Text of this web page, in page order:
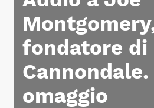
fondatore di
omaggio